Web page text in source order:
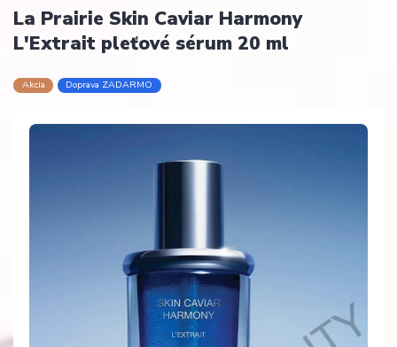
La Prairie Skin Caviar Harmony
L'Extrait pleťové sérum 20 ml
Akcia Doprava ZADARMO